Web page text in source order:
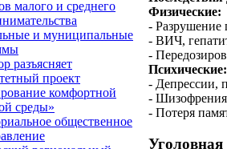
малого и среднего
и муниципальные
разъясняет
проект
комфортной
среды»
общественное
Физические:
- Разрушение
- ВИЧ,
-
Психические:
- Депрессии,
- Шизофрения
- Потеря
Уголовная